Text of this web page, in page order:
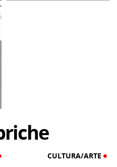
CULTURA/ARTE